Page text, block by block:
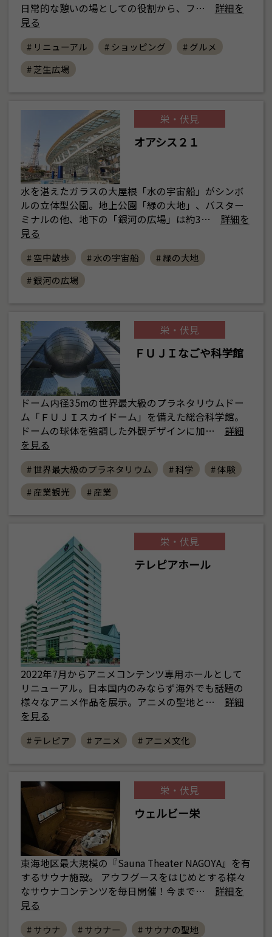
日常的な憩いの場としての役割から、フ…
詳細を
見る
# リニューアル # ショッピング
# グルメ
# 芝生広場
栄・伏見
オアシス２１
水を湛えたガラスの大屋根「水の宇宙船」がシンボ
ルの立体型公園。地上公園「緑の大地」、バスター
ミナルの他、地下の「銀河の広場」は約3…
詳細を
見る
# 空中散歩 # 水の宇宙船
# 緑の大地
# 銀河の広場
栄・伏見
ＦＵＪＩなごや科学館
ドーム内径35mの世界最大級のプラネタリウムドー
ム「ＦＵＪＩスカイドーム」を備えた総合科学館。
ドームの球体を強調した外観デザインに加…
詳細
を見る
# 世界最大級のプラネタリウム # 科学
# 体験
# 産業観光
# 産業
栄・伏見
テレピアホール
2022年7月からアニメコンテンツ専用ホールとして
リニューアル。日本国内のみならず海外でも話題の
様々なアニメ作品を展示。アニメの聖地と…
詳細
を見る
# テレピア # アニメ # アニメ文化
栄・伏見
ウェルビー栄
東海地区最大規模の『Sauna Theater NAGOYA』を有
するサウナ施設。 アウフグースをはじめとする様々
なサウナコンテンツを毎日開催！今まで…
詳細を
見る
# サウナ # サウナー
# サウナの聖地